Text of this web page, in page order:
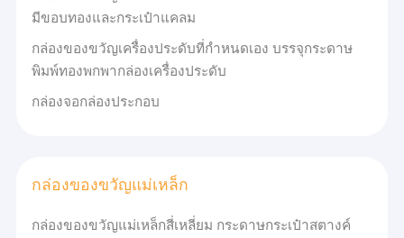
มีขอบทองและกระเป๋าแคลม
กล่องของขวัญเครื่องประดับที่กําหนดเอง บรรจุกระดาษ
พิมพ์ทองพกพากล่องเครื่องประดับ
กล่องจอกล่องประกอบ
กล่องของขวัญแม่เหล็ก
กล่องของขวัญแม่เหล็กสี่เหลี่ยม กระดาษกระเป๋าสตางค์